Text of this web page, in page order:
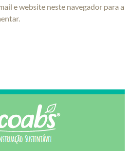
e website neste navegador para a